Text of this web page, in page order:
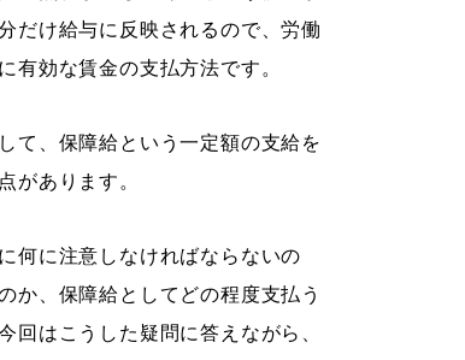
だけ給与に反映されるので、労働
有効な賃金の支払方法です。
て、保障給という一定額の支給を
があります。
何に注意しなければならないの
か、保障給としてどの程度支払う
回はこうした疑問に答えながら、